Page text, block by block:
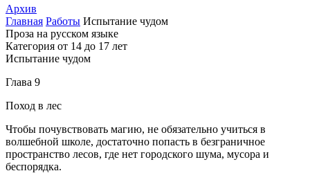
Архив
Главная Работы Испытание чудом
Проза на русском языке
Категория от 14 до 17 лет
Испытание чудом
Глава 9
Поход в лес
Чтобы почувствовать магию, не обязательно учиться в
волшебной школе, достаточно попасть в безграничное
пространство лесов, где нет городского шума, мусора и
беспорядка.